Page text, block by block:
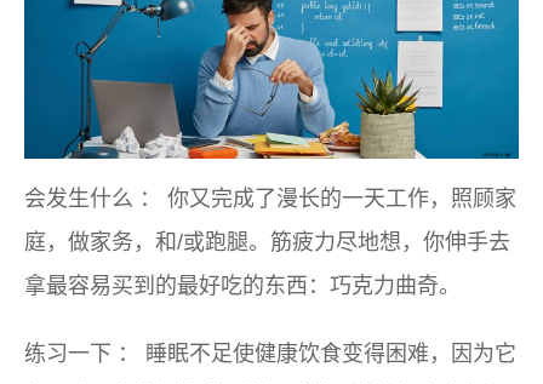
会发生什么 ：
你又完成了漫长的一天工作，照顾家
庭，做家务，和/或跑腿。筋疲力尽地想，你伸手去
拿最容易买到的最好吃的东西：巧克力曲奇。
练习一下 ：
睡眠不足使健康饮食变得困难，因为它